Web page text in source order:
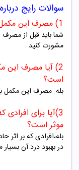
سوالات رایج درباره
1) مصرف این مکمل در دوران بارداری مشکلی ندارد؟
شما باید قبل از مصرف
مشورت کنید
است؟
بله. مصرف این مکمل برای افراد
3)آیا برای
موثر است؟
بله،افرادی که بر اثر
در بهبود درد آن